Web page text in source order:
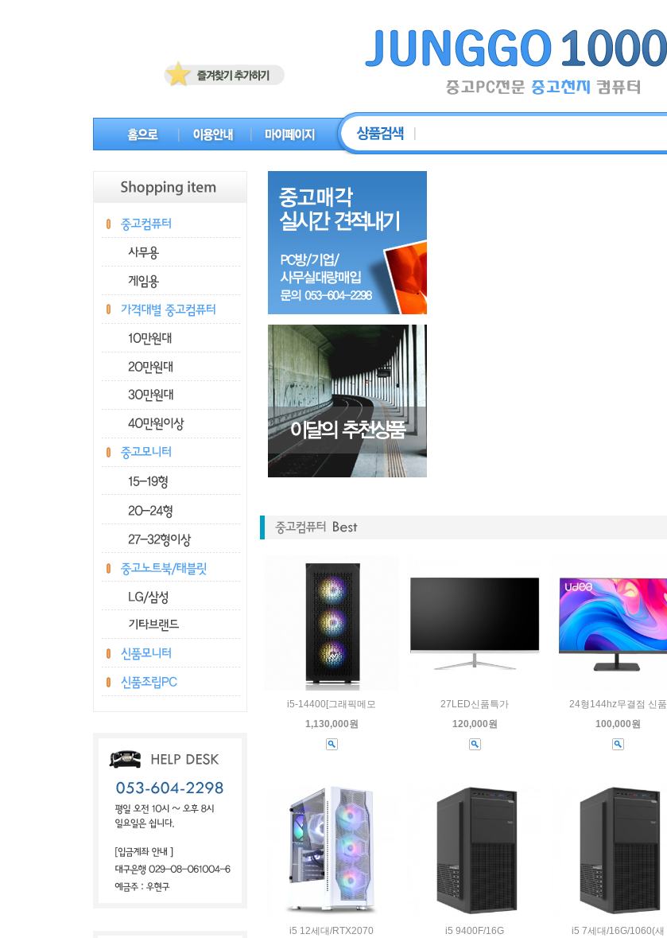
i5-14400[그래픽메모
1,130,000원
27LED신품특가
120,000원
24형144hz무결점 신품
100,000원
i5 12세대/RTX2070
i5 9400F/16G
i5 7세대/16G/1060(새